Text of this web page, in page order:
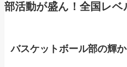
部活動が盛ん！全国レベ
バスケットボール部の輝